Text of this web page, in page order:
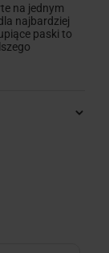
na jednym
najbardziej
paski to